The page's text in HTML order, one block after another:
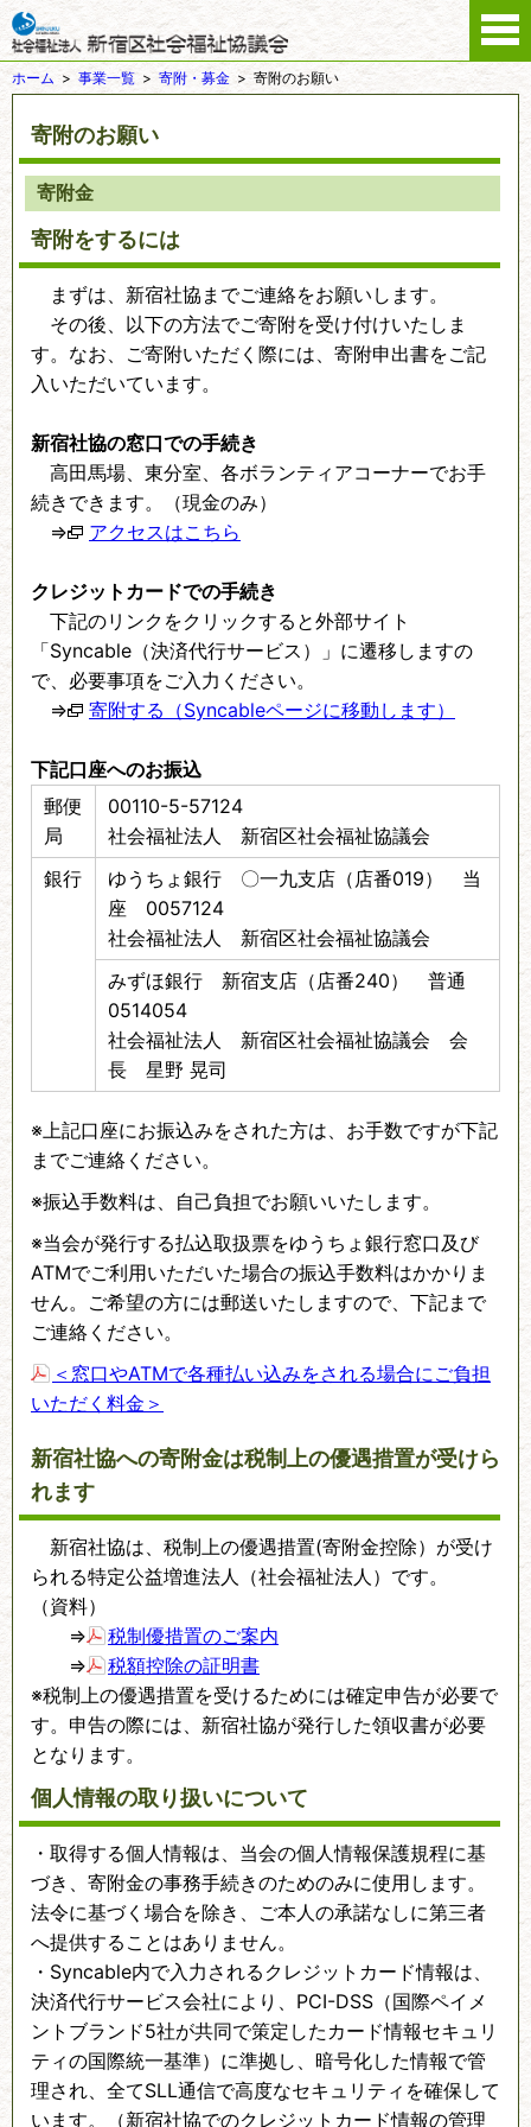
ホーム 事業一覧 寄附・募金 寄附のお願い
寄附のお願い
寄附金
寄附をするには
まずは、新宿社協までご連絡をお願いします。
その後、以下の方法でご寄附を受け付けいたしま
す。なお、ご寄附いただく際には、寄附申出書をご記
入いただいています。
新宿社協の窓口での手続き
高田馬場、東分室、各ボランティアコーナーでお手
続きできます。（現金のみ）
⇒
アクセスはこちら
クレジットカードでの手続き
下記のリンクをクリックすると外部サイト
「Syncable（決済代行サービス）」に遷移しますの
で、必要事項をご入力ください。
⇒
寄附する（Syncableページに移動します）
下記口座へのお振込
郵便
局
00110-5-57124
社会福祉法人 新宿区社会福祉協議会
銀行
ゆうちょ銀行 〇一九支店（店番019） 当
座 0057124
社会福祉法人 新宿区社会福祉協議会
みずほ銀行 新宿支店（店番240） 普通
0514054
社会福祉法人 新宿区社会福祉協議会 会
長 星野 晃司
※上記口座にお振込みをされた方は、お手数ですが下記
までご連絡ください。
※振込手数料は、自己負担でお願いいたします。
※当会が発行する払込取扱票をゆうちょ銀行窓口及び
ATMでご利用いただいた場合の振込手数料はかかりま
せん。ご希望の方には郵送いたしますので、下記まで
ご連絡ください。
＜窓口やATMで各種払い込みをされる場合にご負担
いただく料金＞
新宿社協への寄附金は税制上の優遇措置が受けら
れます
新宿社協は、税制上の優遇措置(寄附金控除）が受け
られる特定公益増進法人（社会福祉法人）です。
（資料）
⇒
税制優措置のご案内
⇒
税額控除の証明書
※税制上の優遇措置を受けるためには確定申告が必要で
す。申告の際には、新宿社協が発行した領収書が必要
となります。
個人情報の取り扱いについて
・取得する個人情報は、当会の個人情報保護規程に基
づき、寄附金の事務手続きのためのみに使用します。
法令に基づく場合を除き、ご本人の承諾なしに第三者
へ提供することはありません。
・Syncable内で入力されるクレジットカード情報は、
決済代行サービス会社により、PCI-DSS（国際ペイメ
ントブランド5社が共同で策定したカード情報セキュリ
ティの国際統一基準）に準拠し、暗号化した情報で管
理され、全てSLL通信で高度なセキュリティを確保して
います。（新宿社協でのクレジットカード情報の管理